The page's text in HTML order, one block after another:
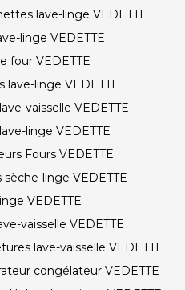
lave-linge VEDETTE
linge VEDETTE
four VEDETTE
linge VEDETTE
vaisselle VEDETTE
linge VEDETTE
Fours VEDETTE
linge VEDETTE
VEDETTE
vaisselle VEDETTE
lave-vaisselle VEDETTE
congélateur VEDETTE